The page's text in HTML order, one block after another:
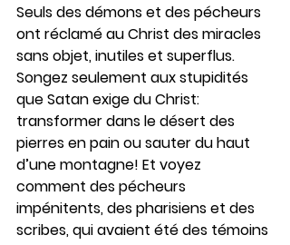
Seuls des démons et des pécheurs
ont réclamé au Christ des miracles
sans objet, inutiles et superflus.
Songez seulement aux stupidités
que Satan exige du Christ:
transformer dans le désert des
pierres en pain ou sauter du haut
d’une montagne! Et voyez
comment des pécheurs
impénitents, des pharisiens et des
scribes, qui avaient été des témoins